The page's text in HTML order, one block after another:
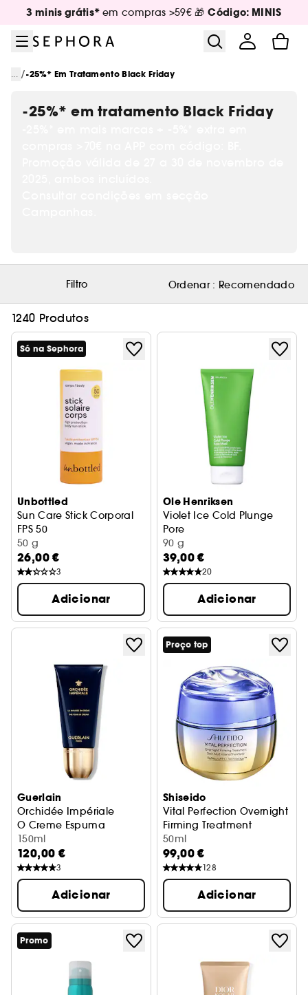
Ir para o menu
Ir para o conteúdo principal
Ir para o rodapé
3 minis grátis* em compras >59€ 🎁Código: MINIS
... /-25%* Em Tratamento Black Friday
-25%* em tratamento Black Friday
Filtro Ordenar : Recomendado
1240 Produtos
Só na Sephora
Unbottled
Sun Care Stick Corporal
FPS 50
50 g
26,00 €
3
Adicionar
Ole Henriksen
Violet Ice Cold Plunge
Pore
Máscara desintoxicante
90 g
39,00 €
20
Adicionar
Guerlain
Orchidée Impériale
O Creme Espuma
150ml
120,00 €
3
Adicionar
Preço top
Shiseido
Vital Perfection Overnight
Firming Treatment
creme de noite anti-idade
50ml
99,00 €
128
Adicionar
Promo